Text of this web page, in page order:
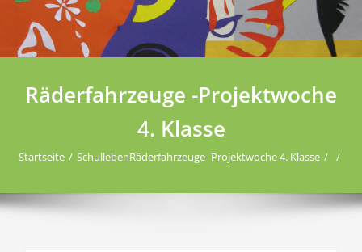
Räderfahrzeuge -Projektwoche
4. Klasse
Startseite SchullebenRäderfahrzeuge -Projektwoche 4. Klasse